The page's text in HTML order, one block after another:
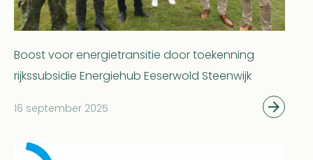
Boost voor energietransitie door toekenning
rijkssubsidie Energiehub Eeserwold Steenwijk
16 september 2025